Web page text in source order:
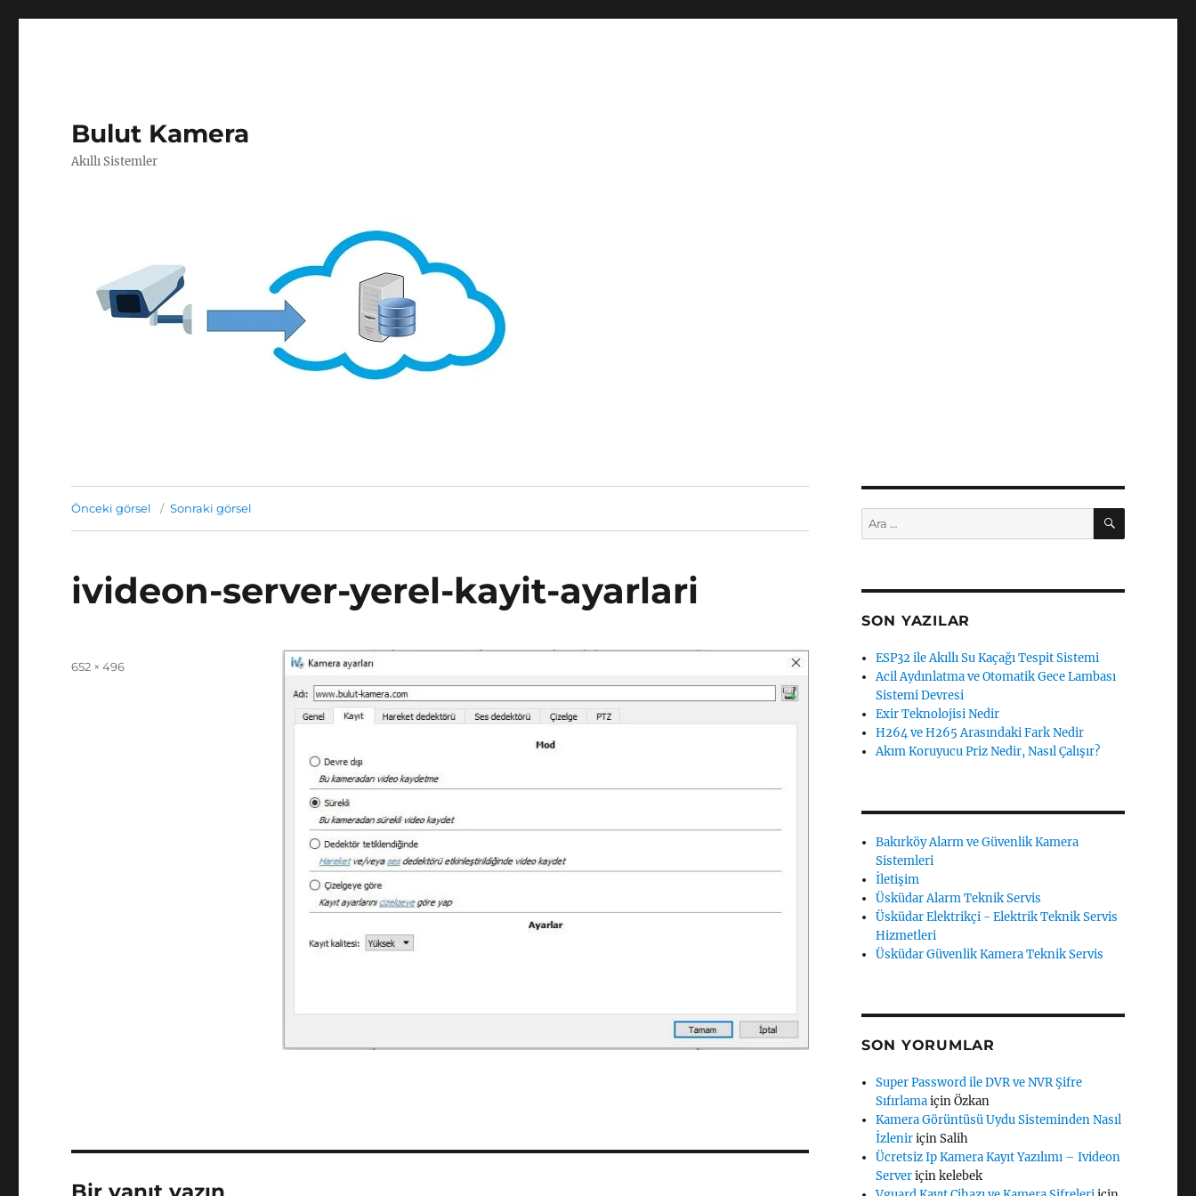
Bulut Kamera
Akıllı Sistemler
Önceki görsel Sonraki görsel
ivideon-server-yerel-kayit-ayarlari
Tam
652 × 496
Ara: ARA
SON YAZILAR
ESP32 ile Akıllı Su Kaçağı Tespit Sistemi
Acil Aydınlatma ve Otomatik Gece Lambası
Sistemi Devresi
Exir Teknolojisi Nedir
H264 ve H265 Arasındaki Fark Nedir
Akım Koruyucu Priz Nedir, Nasıl Çalışır?
Bakırköy Alarm ve Güvenlik Kamera
Sistemleri
İletişim
Üsküdar Alarm Teknik Servis
Üsküdar Elektrikçi - Elektrik Teknik Servis
Hizmetleri
Üsküdar Güvenlik Kamera Teknik Servis
SON YORUMLAR
Super Password ile DVR ve NVR Şifre
SıfırlamaiçinÖzkan
Kamera Görüntüsü Uydu Sisteminden Nasıl
İzleniriçinSalih
Ücretsiz Ip Kamera Kayıt Yazılımı – Ivideon
Serveriçinkelebek